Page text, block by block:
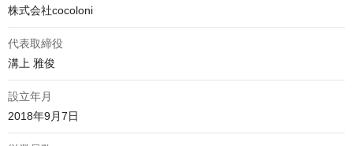
株式会社cocoloni
代表取締役
溝上 雅俊
設立年月
2018年9月7日